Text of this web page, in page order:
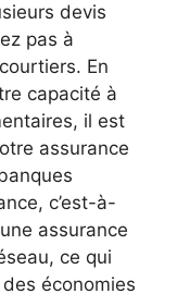
devis
pas à
En
capacité à
il est
assurance
c’est-à-
assurance
ce qui
économies